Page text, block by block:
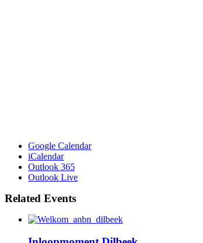
Google Calendar
iCalendar
Outlook 365
Outlook Live
Related Events